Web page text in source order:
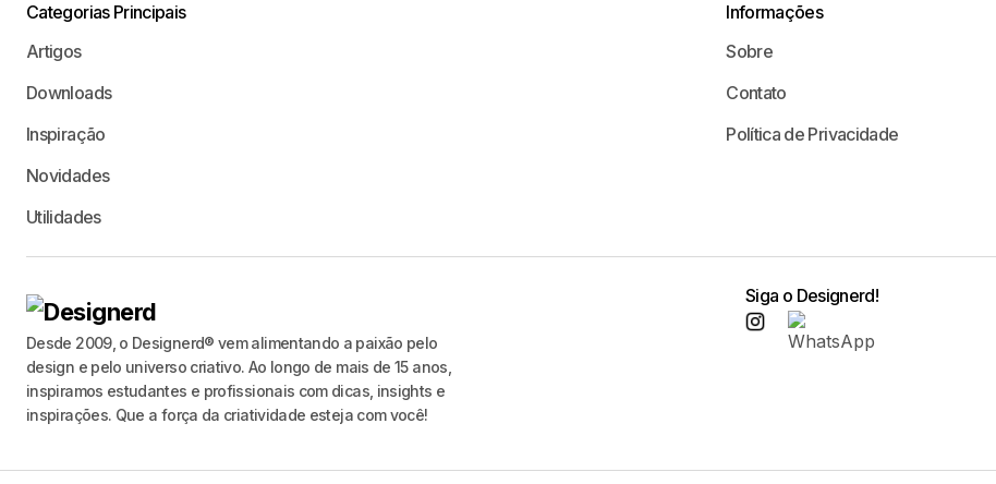
Desde 2009, o Designerd® vem alimentando a paixão pelo
design e pelo universo criativo. Ao longo de mais de 15 anos,
inspiramos estudantes e profissionais com dicas, insights e
inspirações. Que a força da criatividade esteja com você!
Categorias Principais
Artigos
Downloads
Inspiração
Novidades
Utilidades
Informações
Sobre
Contato
Política de Privacidade
Siga o Designerd!